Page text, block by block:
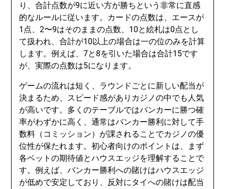
り、合計点数が9に近い方が勝ちという非常に直感
的なルールに従います。カードの点数は、エースが
1点、2〜9はそのままの点数、10と絵札は0点とし
て扱われ、合計が10以上の場合は一の位のみを計算
します。例えば、7と8を引いた場合は合計15です
が、実際の点数は5になります。
ゲームの流れは短く、ラウンドごとに新しい配当が
決まるため、スピード感がありカジノの中でも人気
が高いです。多くのテーブルではバンカーに勝つ確
率がわずかに高く、通常はバンカー勝利に対して手
数料（コミッション）が課されることでカジノの優
位性が保たれます。初心者向けのポイントは、まず
各ベットの期待値とハウスエッジを理解することで
す。例えば、バンカー勝利への賭けはハウスエッジ
が低めで安定しており、反対にタイへの賭けは配当